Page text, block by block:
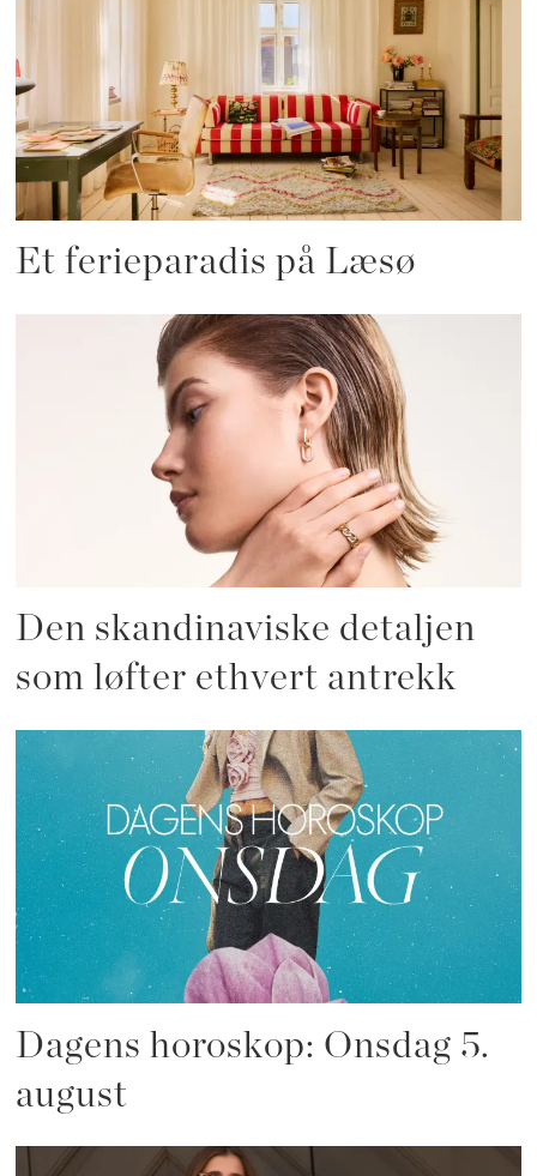
Et ferieparadis på Læsø
Den skandinaviske detaljen
som løfter ethvert antrekk
Dagens horoskop: Onsdag 5.
august